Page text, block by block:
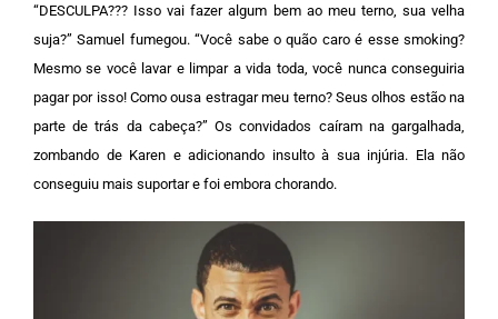
“DESCULPA??? Isso vai fazer algum bem ao meu terno, sua velha
suja?” Samuel fumegou. “Você sabe o quão caro é esse smoking?
Mesmo se você lavar e limpar a vida toda, você nunca conseguiria
pagar por isso! Como ousa estragar meu terno? Seus olhos estão na
parte de trás da cabeça?”Os convidados caíram na gargalhada,
zombando de Karen e adicionando insulto à sua injúria. Ela não
conseguiu mais suportar e foi embora chorando.